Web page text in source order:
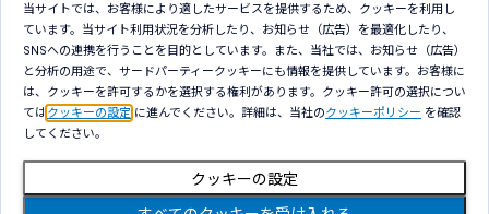
アクセシビリティポリシー
クッキー（Cookie）ポリシー
クッキー（Cookie）プリファレン
ス
Copyright © NTT DATA Japan Corporation
当サイトでは、お客様により適したサービスを提供するため、クッキーを利用し
ています。当サイト利用状況を分析したり、お知らせ（広告）を最適化したり、
SNSへの連携を行うことを目的としています。また、当社では、お知らせ（広告）
と分析の用途で、サードパーティークッキーにも情報を提供しています。お客様に
は、クッキーを許可するかを選択する権利があります。クッキー許可の選択につい
ては クッキーの設定 に進んでください。詳細は、当社のクッキーポリシー を確認
してください。
クッキーの設定